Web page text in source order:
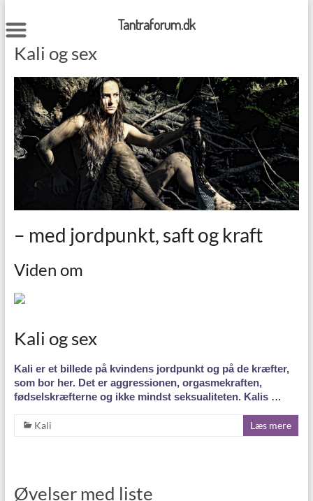
to
content
Kali og sex
– med jordpunkt, saft og kraft
Viden om
Kali og sex
Kali er et billede på kvindens jordpunkt og på de kræfter,
som bor her. Det er aggressionen, orgasmekraften,
fødselskræfterne og ikke mindst seksualiteten. Kalis …
Kali Læs mere
Øvelser med liste
Tantraforum.dk